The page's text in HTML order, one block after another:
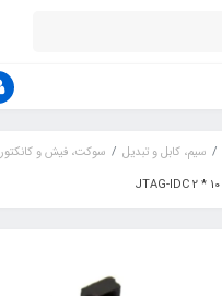
سیم، کابل و تبدیل
سوکت، فیش و کانکتور